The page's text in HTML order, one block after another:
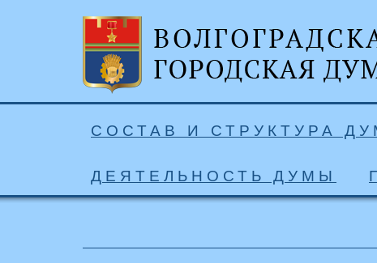
СОСТАВ И СТРУКТУРА
ДЕЯТЕЛЬНОСТЬ ДУМЫ